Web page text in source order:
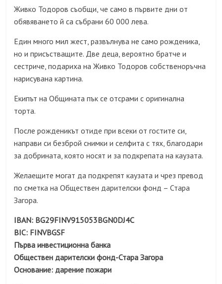
Живко Тодоров съобщи, че само в първите дни от
обявяването й са събрани 60 000 лева.
Един много мил жест, развълнува не само рожденика,
но и присъстващите. Две деца, вероятно братче и
сестриче, подариха на Живко Тодоров собственоръчна
нарисувана картина.
Екипът на Общината пък се отсрами с оригинална
торта.
После рожденикът отиде при всеки от гостите си,
направи си безброй снимки и селфита с тях, благодари
за добрината, която носят и за подкрепата на каузата.
Желаещите могат да подкрепят каузата и чрез превод
по сметка на Обществен дарителски фонд – Стара
Загора.
IBAN: BG29FINV915053BGN0DJ4C
BIC: FINVBGSF
Първа инвестиционна банка
Обществен дарителски фонд-Стара Загора
Основание: дарение пожари